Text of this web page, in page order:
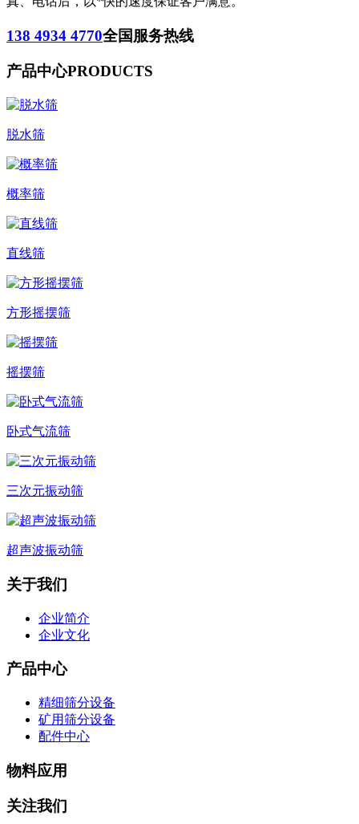
138 4934 4770全国服务热线
产品中心PRODUCTS
脱水筛
概率筛
直线筛
方形摇摆筛
摇摆筛
卧式气流筛
三次元振动筛
超声波振动筛
关于我们
企业简介
企业文化
产品中心
精细筛分设备
矿用筛分设备
配件中心
物料应用
关注我们